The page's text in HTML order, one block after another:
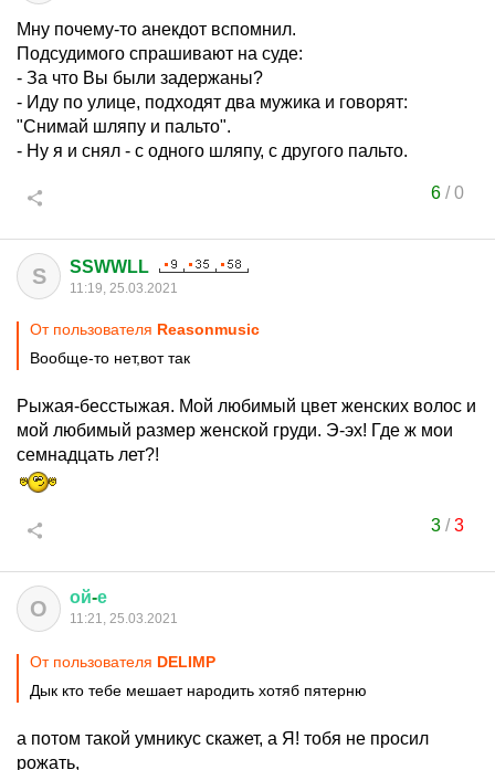
Мну почему-то анекдот вспомнил.
Подсудимого спрашивают на суде:
- За что Вы были задержаны?
- Иду по улице, подходят два мужика и говорят:
"Снимай шляпу и пальто".
- Ну я и снял - с одного шляпу, с другого пальто.
6/0
S SSWWLL
11:19, 25.03.2021
От пользователя Reasonmusic
Вообще-то нет,вот так
Рыжая-бесстыжая. Мой любимый цвет женских волос и
мой любимый размер женской груди. Э-эх! Где ж мои
семнадцать лет?!
3/3
О ой-е
11:21, 25.03.2021
От пользователя DELIMP
Дык кто тебе мешает народить хотяб пятерню
а потом такой умникус скажет, а Я! тобя не просил
рожать,